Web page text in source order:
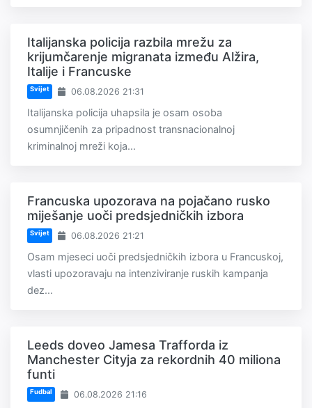
Italijanska policija razbila mrežu za
krijumčarenje migranata između Alžira,
Italije i Francuske
Svijet 06.08.2026 21:31
Italijanska policija uhapsila je osam osoba
osumnjičenih za pripadnost transnacionalnoj
kriminalnoj mreži koja...
Francuska upozorava na pojačano rusko
miješanje uoči predsjedničkih izbora
Svijet 06.08.2026 21:21
Osam mjeseci uoči predsjedničkih izbora u Francuskoj,
vlasti upozoravaju na intenziviranje ruskih kampanja
dez...
Leeds doveo Jamesa Trafforda iz
Manchester Cityja za rekordnih 40 miliona
funti
Fudbal 06.08.2026 21:16